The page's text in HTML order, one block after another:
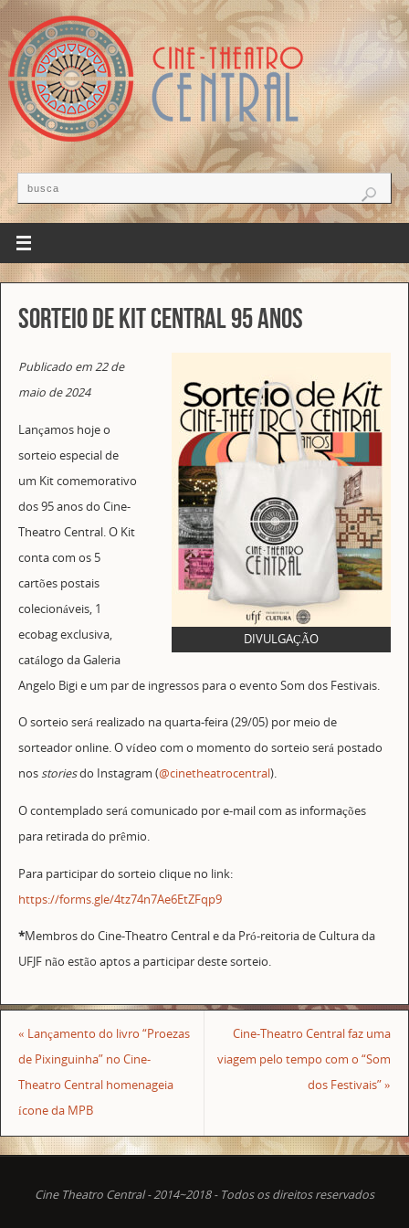
Sorteio de Kit Central 95 anos
DIVULGAÇÃO
Publicado em 22 de
maio de 2024
Lançamos hoje o
sorteio especial de
um Kit comemorativo
dos 95 anos do Cine-
Theatro Central. O Kit
conta com os 5
cartões postais
colecionáveis, 1
ecobag exclusiva,
catálogo da Galeria
Angelo Bigi e um par de ingressos para o evento Som dos Festivais.
O sorteio será realizado na quarta-feira (29/05) por meio de
sorteador online. O vídeo com o momento do sorteio será postado
nosstoriesdo Instagram (@cinetheatrocentral).
O contemplado será comunicado por e-mail com as informações
para retirada do prêmio.
Para participar do sorteio clique no link:
https://forms.gle/4tz74n7Ae6EtZFqp9
*Membros do Cine-Theatro Central e da Pró-reitoria de Cultura da
UFJF não estão aptos a participar deste sorteio.
« Lançamento do livro “Proezas
de Pixinguinha” no Cine-
Theatro Central homenageia
ícone da MPB
Cine-Theatro Central faz uma
viagem pelo tempo com o “Som
dos Festivais”»
Cine Theatro Central - 2014~2018 - Todos os direitos reservados